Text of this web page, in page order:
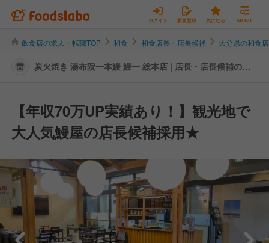
ログイン 新規登録 気になる MENU
飲食店の求人・転職TOP 和食 和食店長・店長候補 大分県の和食
炭火焼き 湯布院一本鰻 鰻一 総本店 | 店長・店長候補の転
【年収70万UP実績あり！】観光地で
大人気鰻屋の店長候補採用★